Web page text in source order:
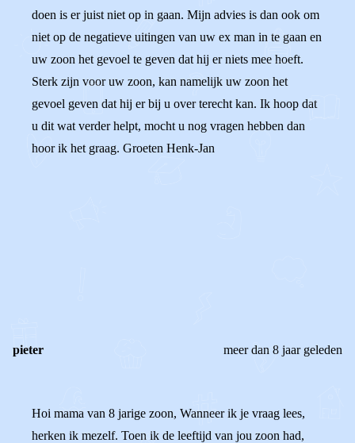
doen is er juist niet op in gaan. Mijn advies is dan ook om
niet op de negatieve uitingen van uw ex man in te gaan en
uw zoon het gevoel te geven dat hij er niets mee hoeft.
Sterk zijn voor uw zoon, kan namelijk uw zoon het
gevoel geven dat hij er bij u over terecht kan. Ik hoop dat
u dit wat verder helpt, mocht u nog vragen hebben dan
hoor ik het graag. Groeten Henk-Jan
pieter meer dan 8 jaar geleden
Hoi mama van 8 jarige zoon, Wanneer ik je vraag lees,
herken ik mezelf. Toen ik de leeftijd van jou zoon had,